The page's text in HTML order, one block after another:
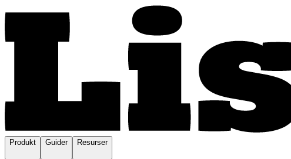
Produkt Guider Resurser